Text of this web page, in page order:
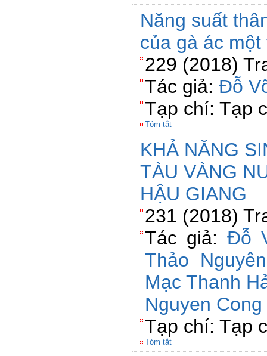
Năng suất
của gà ác
229 (2018)
Tác giả: Đỗ
Tạp chí: Tạp
Tóm tắt
KHẢ NĂNG
TÀU VÀNG
HẬU GIANG
231 (2018)
Tác giả: Đỗ
Thảo Nguyên
Mạc Thanh
Nguyen
Tạp chí: Tạp
Tóm tắt